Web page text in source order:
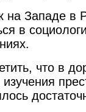
на Западе в
в
что в